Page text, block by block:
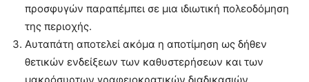
προσφυγών παραπέμπει σε μια ιδιωτική πολεοδόμηση
της περιοχής.
Αυταπάτη αποτελεί ακόμα η αποτίμηση ως δήθεν
θετικών ενδείξεων των καθυστερήσεων και των
μακρόσυρτων γραφειοκρατικών διαδικασιών